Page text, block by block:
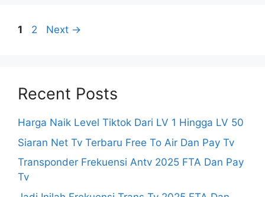
Page
1 Page
2 Next →
Recent Posts
Harga Naik Level Tiktok Dari LV 1 Hingga LV 50
Siaran Net Tv Terbaru Free To Air Dan Pay Tv
Transponder Frekuensi Antv 2025 FTA Dan Pay
Tv